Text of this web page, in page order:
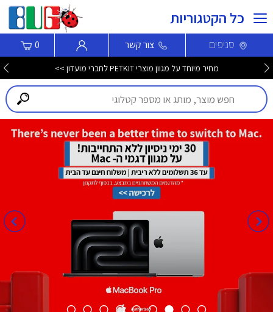
כל הקטגוריות
סניפים צור קשר 0
מחיר מיוחד על מגוון מוצרי PETKIT לחברי מועדון >>